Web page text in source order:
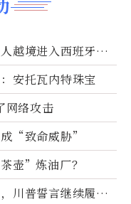
越境进入西班牙休
安托瓦内特珠宝
网络攻击
“致命威胁”
壶”炼油厂？
川普誓言继续履行